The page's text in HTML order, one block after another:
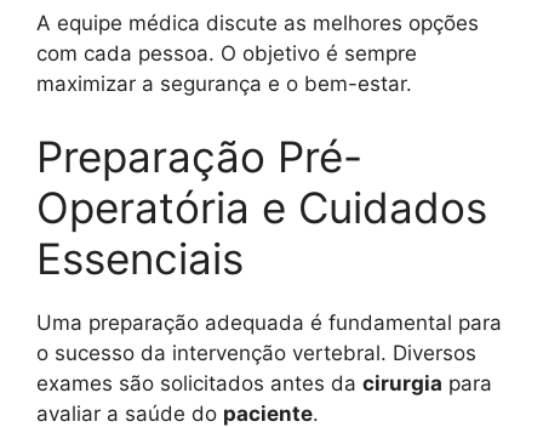
A equipe médica discute as melhores opções
com cada pessoa. O objetivo é sempre
maximizar a segurança e o bem-estar.
Preparação Pré-
Operatória e Cuidados
Essenciais
Uma preparação adequada é fundamental para
o sucesso da intervenção vertebral. Diversos
exames são solicitados antes da cirurgia para
avaliar a saúde do paciente.